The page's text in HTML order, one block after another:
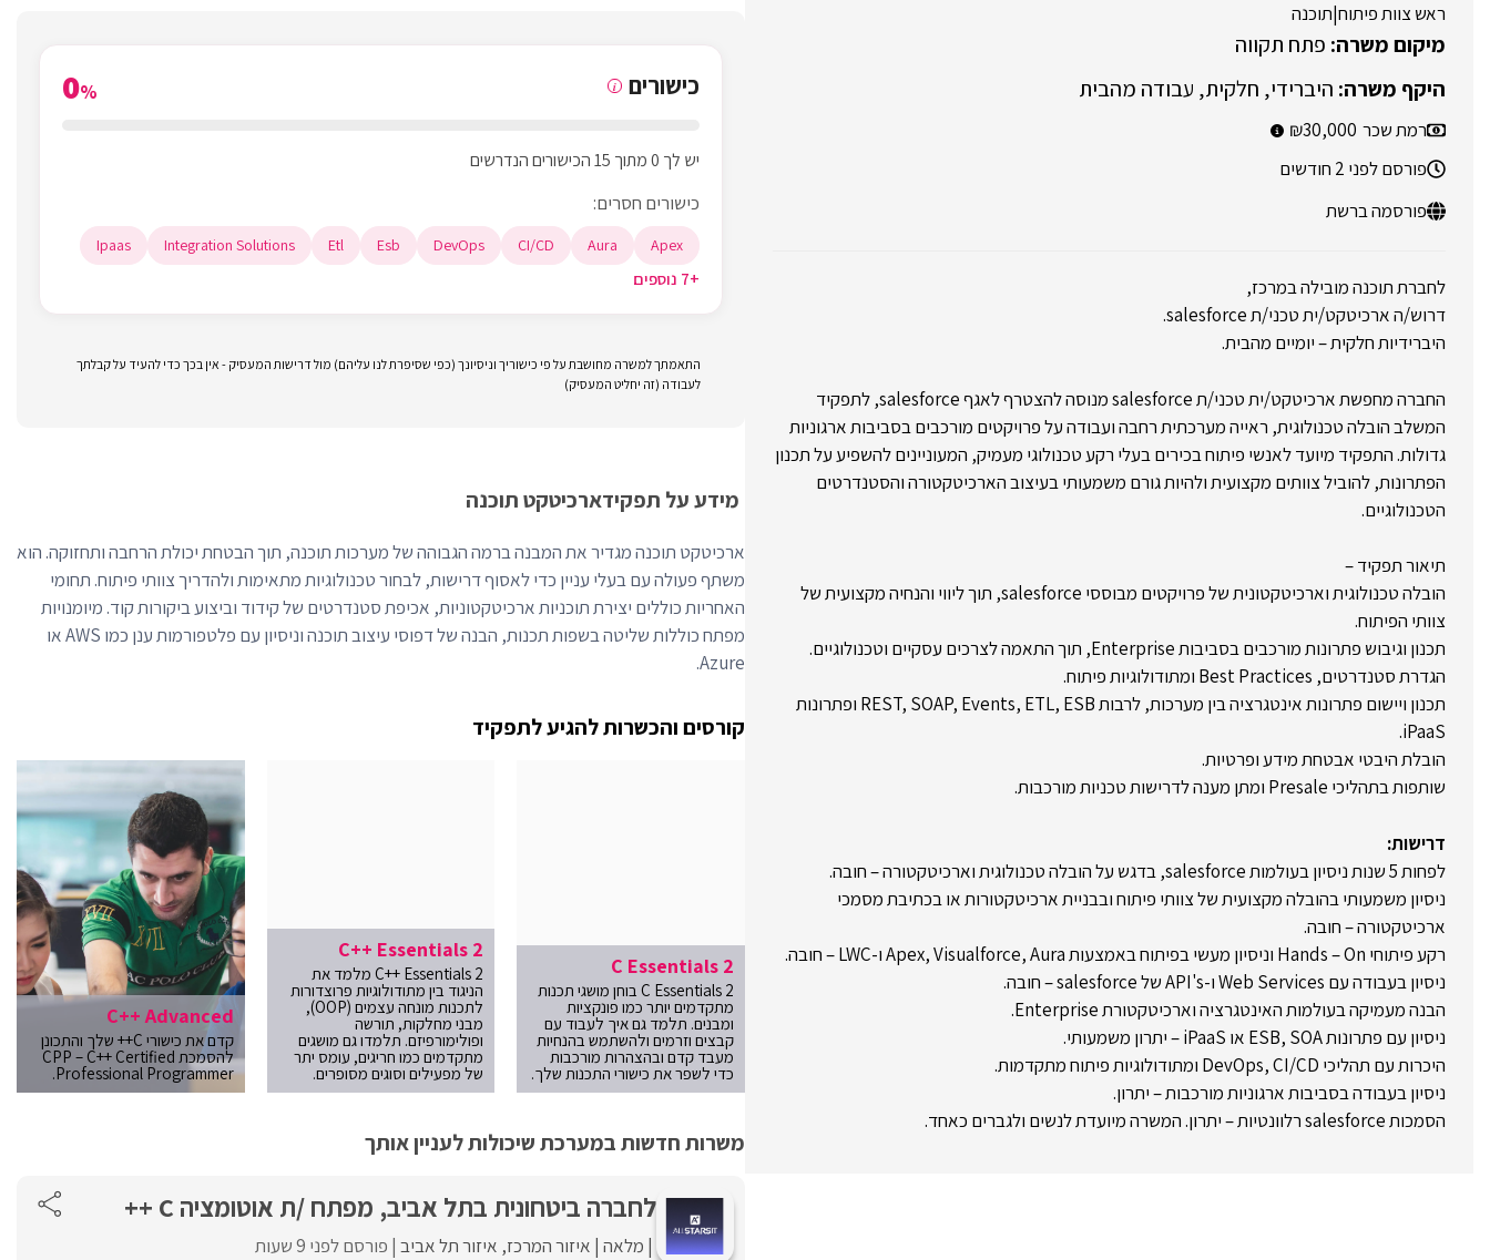
ראש צוות פיתוח|תוכנה
פתח תקווה
היברידי חלקית עבודה מהבית
רמת שכר 30,000
פורסם לפני 2 חודשים
פורסמה ברשת
לחברת תוכנה מובילה במרכז,
דרוש/ה ארכיטקט/ית טכני/ת salesforce.
היברידיות חלקית – יומיים מהבית.
החברה מחפשת ארכיטקט/ית טכני/ת salesforce מנוסה להצטרף לאגף salesforce, לתפקיד
המשלב הובלה טכנולוגית, ראייה מערכתית רחבה ועבודה על פרויקטים מורכבים בסביבות ארגוניות
גדולות. התפקיד מיועד לאנשי פיתוח בכירים בעלי רקע טכנולוגי מעמיק, המעוניינים להשפיע על תכנון
הפתרונות, להוביל צוותים מקצועית ולהיות גורם משמעותי בעיצוב הארכיטקטורה והסטנדרטים
הטכנולוגיים.
תיאור תפקיד –
הובלה טכנולוגית וארכיטקטונית של פרויקטים מבוססי salesforce, תוך ליווי והנחיה מקצועית של
צוותי הפיתוח.
תכנון וגיבוש פתרונות מורכבים בסביבות Enterprise, תוך התאמה לצרכים עסקיים וטכנולוגיים.
הגדרת סטנדרטים, Best Practices ומתודולוגיות פיתוח.
תכנון ויישום פתרונות אינטגרציה בין מערכות, לרבות REST, SOAP, Events, ETL, ESB ופתרונות
iPaaS.
הובלת היבטי אבטחת מידע ופרטיות.
שותפות בתהליכי Presale ומתן מענה לדרישות טכניות מורכבות.
דרישות:
לפחות 5 שנות ניסיון בעולמות salesforce, בדגש על הובלה טכנולוגית וארכיטקטורה – חובה.
ניסיון משמעותי בהובלה מקצועית של צוותי פיתוח ובבניית ארכיטקטורות או בכתיבת מסמכי
ארכיטקטורה – חובה.
רקע פיתוחי Hands – On וניסיון מעשי בפיתוח באמצעות Apex, Visualforce, Aura ו-LWC – חובה.
ניסיון בעבודה עם Web Services ו-API's של salesforce – חובה.
הבנה מעמיקה בעולמות האינטגרציה וארכיטקטורת Enterprise.
ניסיון עם פתרונות ESB, SOA או iPaaS – יתרון משמעותי.
היכרות עם תהליכי DevOps, CI/CD ומתודולוגיות פיתוח מתקדמות.
ניסיון בעבודה בסביבות ארגוניות מורכבות – יתרון.
הסמכות salesforce רלוונטיות – יתרון. המשרה מיועדת לנשים ולגברים כאחד.
כישורים i
0%
יש לך 0 מתוך 15 הכישורים הנדרשים
כישורים חסרים:
Apex
Aura
CI/CD
DevOps
Esb
Etl
Integration Solutions
Ipaas
+7 נוספים
התאמתך למשרה מחושבת על פי כישוריך וניסיונך (כפי שסיפרת לנו עליהם) מול דרישות המעסיק - אין בכך כדי להעיד על קבלתך
לעבודה (זה יחליט המעסיק)
מידע על תפקידארכיטקט תוכנה
ארכיטקט תוכנה מגדיר את המבנה ברמה הגבוהה של מערכות תוכנה, תוך הבטחת יכולת הרחבה ותחזוקה. הוא
משתף פעולה עם בעלי עניין כדי לאסוף דרישות, לבחור טכנולוגיות מתאימות ולהדריך צוותי פיתוח. תחומי
האחריות כוללים יצירת תוכניות ארכיטקטוניות, אכיפת סטנדרטים של קידוד וביצוע ביקורות קוד. מיומנויות
מפתח כוללות שליטה בשפות תכנות, הבנה של דפוסי עיצוב תוכנה וניסיון עם פלטפורמות ענן כמו AWS או
Azure.
קורסים והכשרות להגיע לתפקיד
C Essentials 2
C Essentials 2 בוחן מושגי תכנות
מתקדמים יותר כמו פונקציות
ומבנים. תלמד גם איך לעבוד עם
קבצים וזרמים ולהשתמש בהנחיות
מעבד קדם ובהצהרות מורכבות
כדי לשפר את כישורי התכנות שלך.
C++ Essentials 2
C++ Essentials 2 מלמד את
הניגוד בין מתודולוגיות פרוצדורות
לתכנות מונחה עצמים (OOP),
מבני מחלקות, תורשה
ופולימורפיזם. תלמדו גם מושגים
מתקדמים כמו חריגים, עומס יתר
של מפעילים וסוגים מסופרים.
C++ Advanced
קדם את כישורי C++ שלך והתכונן
להסמכת CPP – C++ Certified
Professional Programmer.
משרות חדשות במערכת שיכולות לעניין אותך
לחברה ביטחונית בתל אביב, מפתח /ת אוטומציה C ++
מלאה איזור המרכז איזור תל אביב פורסם לפני 9 שעות